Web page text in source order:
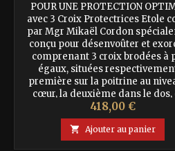
POUR UNE PROTECTION
avec 3 Croix Protectrices Etole
par Mgr Mikaël Cordon
conçu pour désenvoûter et
comprenant 3 croix brodées à
égaux, situées
première sur la poitrine au
cœur, la deuxième dans le dos,
troisième sur le côté gauche,
protection optimale; la main
Prix
418,00 €
 Ajouter au panier